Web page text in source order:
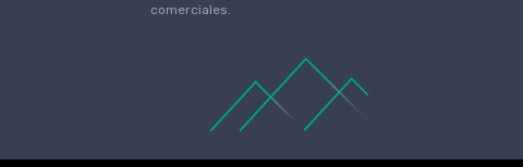
comerciales.